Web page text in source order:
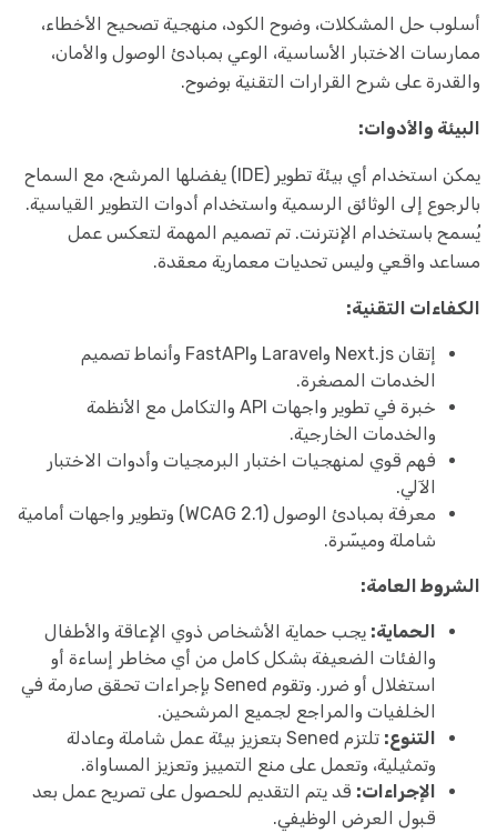
أسلوب حل المشكلات، وضوح الكود، منهجية تصحيح الأخطاء،
ممارسات الاختبار الأساسية، الوعي بمبادئ الوصول والأمان،
والقدرة على شرح القرارات التقنية بوضوح.
البيئة والأدوات:
يمكن استخدام أي بيئة تطوير (IDE) يفضلها المرشح، مع السماح
بالرجوع إلى الوثائق الرسمية واستخدام أدوات التطوير القياسية.
يُسمح باستخدام الإنترنت. تم تصميم المهمة لتعكس عمل
مساعد واقعي وليس تحديات معمارية معقدة.
الكفاءات التقنية:
إتقان Next.js وLaravel وFastAPI وأنماط تصميم
الخدمات المصغرة.
خبرة في تطوير واجهات API والتكامل مع الأنظمة
والخدمات الخارجية.
فهم قوي لمنهجيات اختبار البرمجيات وأدوات الاختبار
الآلي.
معرفة بمبادئ الوصول (WCAG 2.1) وتطوير واجهات أمامية
شاملة وميسّرة.
الشروط العامة:
الحماية: يجب حماية الأشخاص ذوي الإعاقة والأطفال
والفئات الضعيفة بشكل كامل من أي مخاطر إساءة أو
استغلال أو ضرر. وتقوم Sened بإجراءات تحقق صارمة في
الخلفيات والمراجع لجميع المرشحين.
التنوع:
تلتزم Sened بتعزيز بيئة عمل شاملة وعادلة
وتمثيلية، وتعمل على منع التمييز وتعزيز المساواة.
الإجراءات: قد يتم التقديم للحصول على تصريح عمل بعد
قبول العرض الوظيفي.